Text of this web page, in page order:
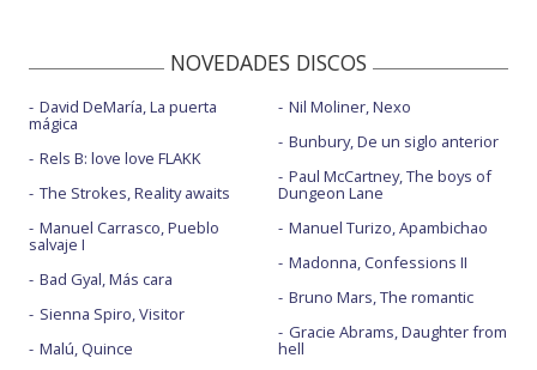
NOVEDADES DISCOS
David DeMaría, La puerta
mágica
Rels B: love love FLAKK
The Strokes, Reality awaits
Manuel Carrasco, Pueblo
salvaje I
Bad Gyal, Más cara
Sienna Spiro, Visitor
Malú, Quince
Nil Moliner, Nexo
Bunbury, De un siglo anterior
Paul McCartney, The boys of
Dungeon Lane
Manuel Turizo, Apambichao
Madonna, Confessions II
Bruno Mars, The romantic
Gracie Abrams, Daughter from
hell